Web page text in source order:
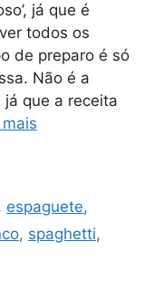
já que é
todos os
de preparo é só
Não é a
que a receita
espaguete,
, spaghetti,